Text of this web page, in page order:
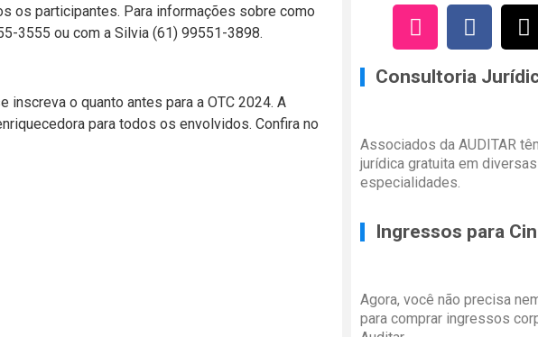
os participantes. Para informações sobre como
3555 ou com a Silvia (61) 99551-3898.
o quanto antes para a OTC 2024. A
para todos os envolvidos. Confira no
Consultoria
Associados da AUDITAR
jurídica gratuita em diversas
especialidades.
Ingressos para
Agora, você não precisa
para comprar ingressos